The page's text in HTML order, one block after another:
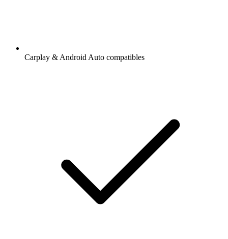
Carplay & Android Auto compatibles